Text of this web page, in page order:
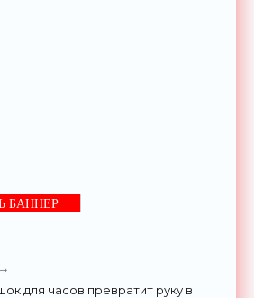
БАННЕР
для часов превратит руку в